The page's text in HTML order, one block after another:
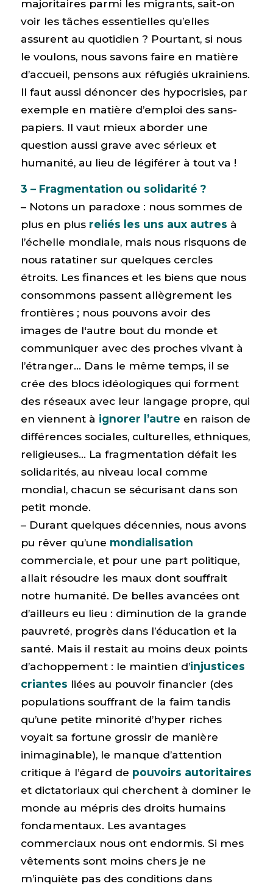
majoritaires parmi les migrants, sait-on
voir les tâches essentielles qu’elles
assurent au quotidien ? Pourtant, si nous
le voulons, nous savons faire en matière
d’accueil, pensons aux réfugiés ukrainiens.
Il faut aussi dénoncer des hypocrisies, par
exemple en matière d’emploi des sans-
papiers. Il vaut mieux aborder une
question aussi grave avec sérieux et
humanité, au lieu de légiférer à tout va !
3 – Fragmentation ou solidarité ?
– Notons un paradoxe : nous sommes de
plus en plus reliés les uns aux autres à
l’échelle mondiale, mais nous risquons de
nous ratatiner sur quelques cercles
étroits. Les finances et les biens que nous
consommons passent allègrement les
frontières ; nous pouvons avoir des
images de l‘autre bout du monde et
communiquer avec des proches vivant à
l’étranger… Dans le même temps, il se
crée des blocs idéologiques qui forment
des réseaux avec leur langage propre, qui
en viennent à ignorer l’autre en raison de
différences sociales, culturelles, ethniques,
religieuses… La fragmentation défait les
solidarités, au niveau local comme
mondial, chacun se sécurisant dans son
petit monde.
– Durant quelques décennies, nous avons
pu rêver qu’une mondialisation
commerciale, et pour une part politique,
allait résoudre les maux dont souffrait
notre humanité. De belles avancées ont
d’ailleurs eu lieu : diminution de la grande
pauvreté, progrès dans l’éducation et la
santé. Mais il restait au moins deux points
d’achoppement : le maintien d’injustices
criantes liées au pouvoir financier (des
populations souffrant de la faim tandis
qu’une petite minorité d’hyper riches
voyait sa fortune grossir de manière
inimaginable), le manque d’attention
critique à l’égard de pouvoirs autoritaires
et dictatoriaux qui cherchent à dominer le
monde au mépris des droits humains
fondamentaux. Les avantages
commerciaux nous ont endormis. Si mes
vêtements sont moins chers je ne
m’inquiète pas des conditions dans